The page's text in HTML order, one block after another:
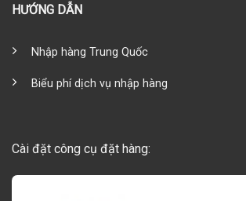
HƯỚNG DẪN
Nhập hàng Trung Quốc
Biểu phí dịch vụ nhập hàng
Cài đặt công cụ đặt hàng: